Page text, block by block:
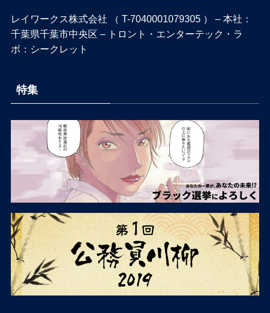
レイワークス株式会社 （ T-7040001079305 ） – 本社：
千葉県千葉市中央区 – トロント・エンターテック・ラ
ボ：シークレット
特集